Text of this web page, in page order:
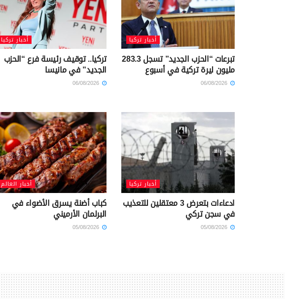
أخبار تركيا
تبرعات “الحزب الجديد” تسجل 283.3
مليون ليرة تركية في أسبوع
أخبار تركيا
تركيا.. توقيف رئيسة فرع “الحزب
الجديد” في مانيسا
أخبار تركيا
ادعاءات بتعرض 3 معتقلين للتعذيب
في سجن تركي
أخبار العالم
كباب أضنة يسرق الأضواء في
البرلمان الأرميني